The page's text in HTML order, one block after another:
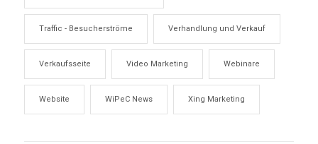
Traffic - Besucherströme Verhandlung und Verkauf
Verkaufsseite Video Marketing Webinare
Website WiPeC News Xing Marketing